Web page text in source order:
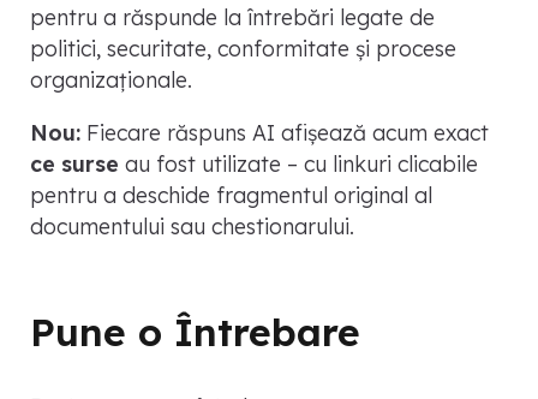
pentru a răspunde la întrebări legate de
politici, securitate, conformitate și procese
organizaționale.
Nou: Fiecare răspuns AI afișează acum exact
ce surse au fost utilizate – cu linkuri clicabile
pentru a deschide fragmentul original al
documentului sau chestionarului.
Pune o Întrebare